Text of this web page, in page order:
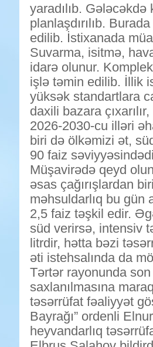
yaradılıb.
planlaşdırılıb.
edilib. İstixanada
Suvarma, isitmə,
idarə olunur.
işlə təmin edilib. İllik
yüksək standartlara
daxili bazara
2026-2030-cu illəri
biri də ölkəmizi ət,
90 faiz
Müşavirədə qeyd
əsas çağırışlardan
məhsuldarlıq bu gün
2,5 faiz təşkil edir.
süd verirsə, intensiv
litrdir, hətta bəzi
əti istehsalında da
Tərtər rayonunda
saxlanılmasına
təsərrüfat fəaliyyət
Bayrağı” ordenli
heyvandarlıq